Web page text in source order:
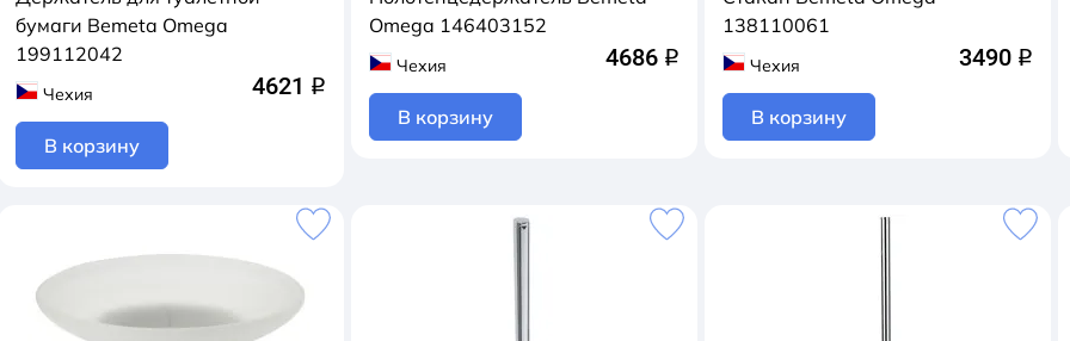
бумаги Bemeta Omega
199112042
Чехия 4621 q
В корзину
Omega 146403152
Чехия 4686 q
В корзину
138110061
Чехия 3490 q
В корзину